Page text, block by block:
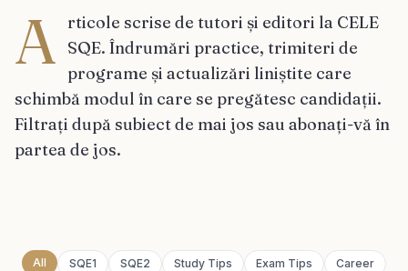
A
rticole scrise de tutori și editori la CELE
SQE. Îndrumări practice, trimiteri de
programe și actualizări liniștite care
schimbă modul în care se pregătesc candidații.
Filtrați după subiect de mai jos sau abonați-vă în
partea de jos.
All SQE1 SQE2 Study Tips Exam Tips
Career